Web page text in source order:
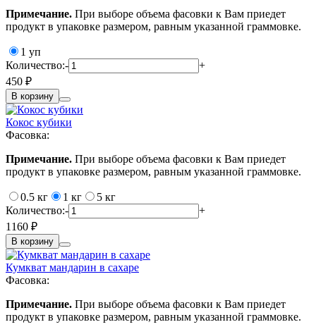
Примечание. При выборе объема фасовки к Вам приедет
продукт в упаковке размером, равным указанной граммовке.
1 уп
Количество:-
+
450 ₽
В корзину
Кокос кубики
Фасовка:
Примечание. При выборе объема фасовки к Вам приедет
продукт в упаковке размером, равным указанной граммовке.
0.5 кг 1 кг
5 кг
Количество:-
+
1160 ₽
В корзину
Кумкват мандарин в сахаре
Фасовка:
Примечание. При выборе объема фасовки к Вам приедет
продукт в упаковке размером, равным указанной граммовке.